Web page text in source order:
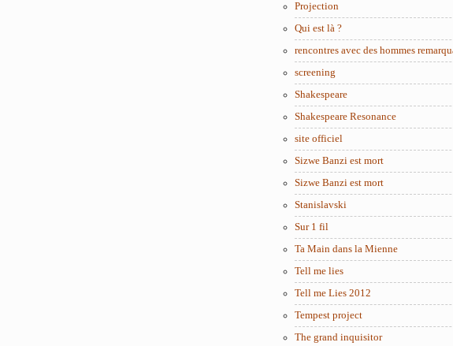
Projection
Qui est là ?
rencontres avec des hommes
screening
Shakespeare
Shakespeare Resonance
site officiel
Sizwe Banzi est mort
Sizwe Banzi est mort
Stanislavski
Sur 1 fil
Ta Main dans la Mienne
Tell me lies
Tell me Lies 2012
Tempest project
The grand inquisitor